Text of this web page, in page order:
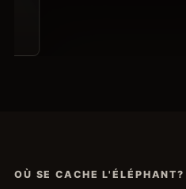
OÙ SE CACHE L'ÉLÉPHANT?